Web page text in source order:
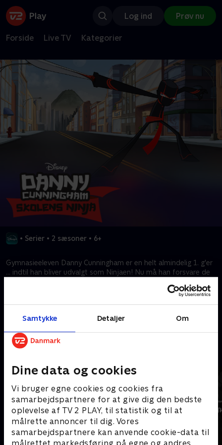
Samtykke Detaljer Om
Dine data og cookies
Vi bruger egne cookies og cookies fra
samarbejdspartnere for at give dig den bedste
oplevelse af TV 2 PLAY, til statistik og til at
målrette annoncer til dig. Vores
samarbejdspartnere kan anvende cookie-data til
Log ind Prøv nu
Forside Live TV Kategorier
• Serier • 2 sæsoner • 6+
Gymnasieeleven Danny Cunningham er en helt almindelig 1. g'er
… indtil han bliver udvalgt som Ninjaen! Nu må han forsvare de
Kræver tilkøb